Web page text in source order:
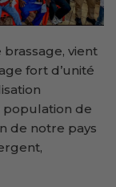
vient
fort d’unité
de
de notre pays